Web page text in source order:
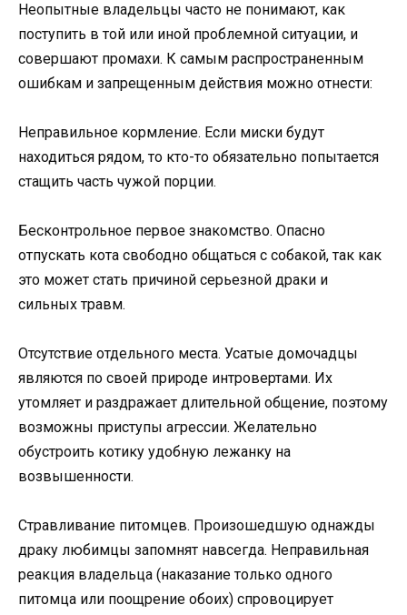
Неопытные владельцы часто не понимают, как
поступить в той или иной проблемной ситуации, и
совершают промахи. К самым распространенным
ошибкам и запрещенным действия можно отнести:
Неправильное кормление. Если миски будут
находиться рядом, то кто-то обязательно попытается
стащить часть чужой порции.
Бесконтрольное первое знакомство. Опасно
отпускать кота свободно общаться с собакой, так как
это может стать причиной серьезной драки и
сильных травм.
Отсутствие отдельного места. Усатые домочадцы
являются по своей природе интровертами. Их
утомляет и раздражает длительной общение, поэтому
возможны приступы агрессии. Желательно
обустроить котику удобную лежанку на
возвышенности.
Стравливание питомцев. Произошедшую однажды
драку любимцы запомнят навсегда. Неправильная
реакция владельца (наказание только одного
питомца или поощрение обоих) спровоцирует